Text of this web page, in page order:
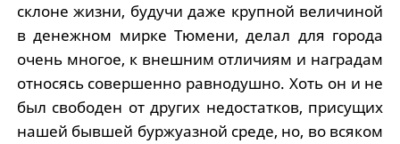
склоне жизни, будучи даже крупной величиной
в денежном мирке Тюмени, делал для города
очень многое, к внешним отличиям и наградам
относясь совершенно равнодушно. Хоть он и не
был свободен от других недостатков, присущих
нашей бывшей буржуазной среде, но, во всяком